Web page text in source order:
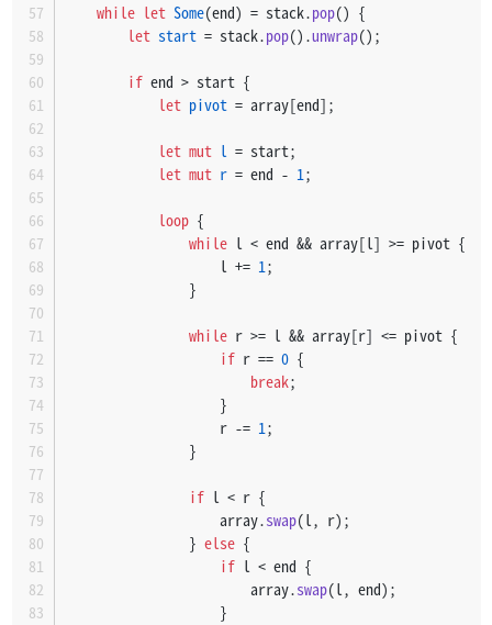
while let Some(end) = stack.pop() {
let start = stack.pop().unwrap();
if end > start {
let pivot = array[end];
let mut l = start;
let mut r = end - 1;
loop {
while l < end && array[l] >= pivot {
                    l +=
1;
                }
while r >= l && array[r] <= pivot {
if r == 0 {
break;
                    }
                    r -=
1;
                }
if l < r {
                    array.
swap(l, r);
                }
else {
if l < end {
                        array.
swap(l, end);
                    }